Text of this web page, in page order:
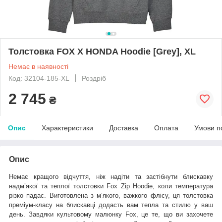
Толстовка FOX X HONDA Hoodie [Grey], XL
Немає в наявності
Код: 32104-185-XL
Роздріб
2 745 ₴
Опис Характеристики Доставка Оплата Умови
Опис
Немає кращого відчуття, ніж надіти та застібнути блискавку
надм’якої та теплої толстовки Fox Zip Hoodie, коли температура
різко падає. Виготовлена з м’якого, важкого флісу, ця толстовка
преміум-класу на блискавці додасть вам тепла та стилю у ваш
день. Завдяки культовому малюнку Fox, це те, що ви захочете